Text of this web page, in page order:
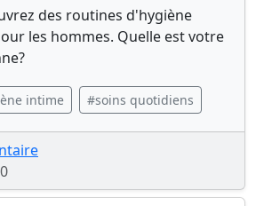
des routines d'hygiène
les hommes. Quelle est votre
intime #soins quotidiens